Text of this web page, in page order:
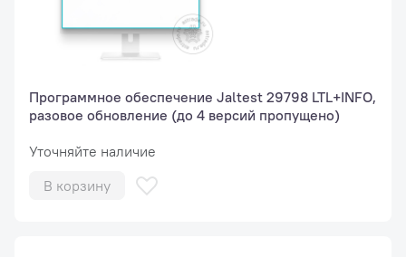
Программное обеспечение Jaltest 29798 LTL+INFO,
разовое обновление (до 4 версий пропущено)
Уточняйте наличие
В корзину